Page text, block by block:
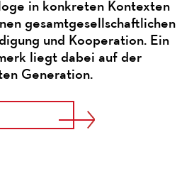
in konkreten Kontexten
gesamtgesellschaftlichen
und Kooperation. Ein
liegt dabei auf der
Generation.